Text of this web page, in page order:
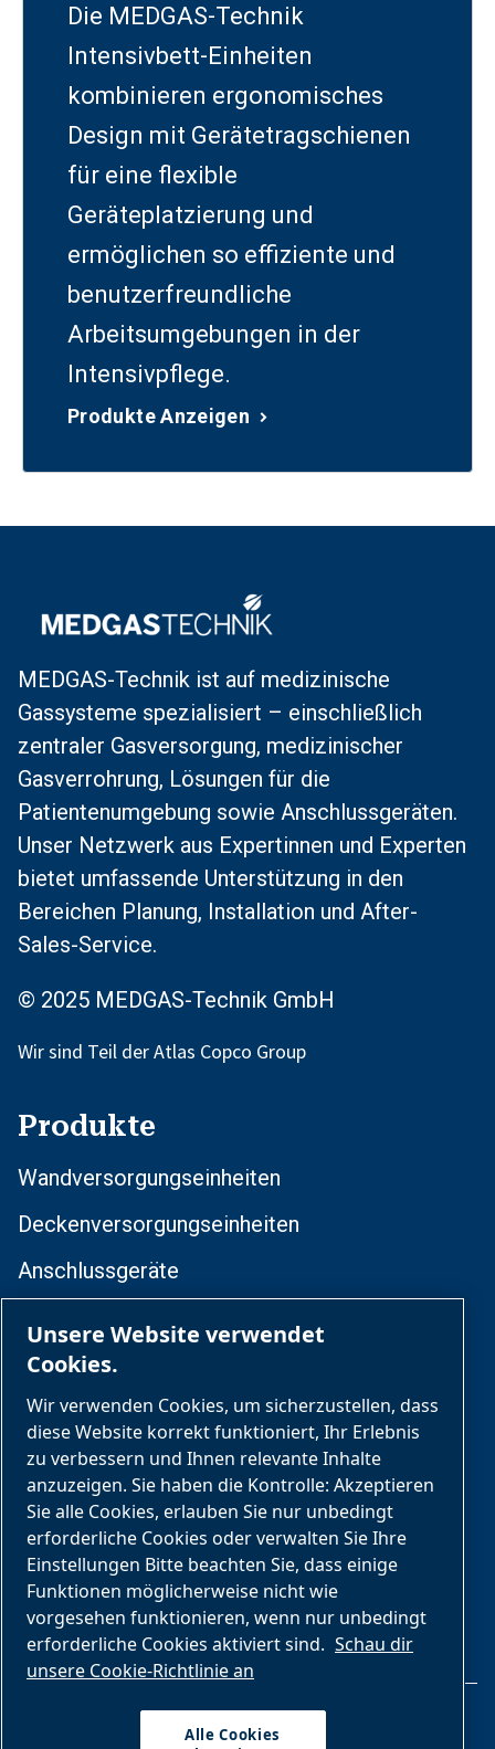
Die MEDGAS-Technik
Intensivbett-Einheiten
kombinieren ergonomisches
Design mit Gerätetragschienen
für eine flexible
Geräteplatzierung und
ermöglichen so effiziente und
benutzerfreundliche
Arbeitsumgebungen in der
Intensivpflege.
Produkte Anzeigen
MEDGAS-Technik ist auf medizinische
Gassysteme spezialisiert – einschließlich
zentraler Gasversorgung, medizinischer
Gasverrohrung, Lösungen für die
Patientenumgebung sowie Anschlussgeräten.
Unser Netzwerk aus Expertinnen und Experten
bietet umfassende Unterstützung in den
Bereichen Planung, Installation und After-
Sales-Service.
© 2025 MEDGAS-Technik GmbH
Wir sind Teil der Atlas Copco Group
Produkte
Wandversorgungseinheiten
Deckenversorgungseinheiten
Anschlussgeräte
Medizinisches Rohrleitungssystem
Services
Tägliche Abläufe
Umbau und Nachrüstung
Installation
Rechtliche Hinweise & Datenschutz
Unsere Website verwendet
Cookies.
Wir verwenden Cookies, um sicherzustellen, dass
diese Website korrekt funktioniert, Ihr Erlebnis
zu verbessern und Ihnen relevante Inhalte
anzuzeigen. Sie haben die Kontrolle: Akzeptieren
Sie alle Cookies, erlauben Sie nur unbedingt
erforderliche Cookies oder verwalten Sie Ihre
Einstellungen Bitte beachten Sie, dass einige
Funktionen möglicherweise nicht wie
vorgesehen funktionieren, wenn nur unbedingt
erforderliche Cookies aktiviert sind. Schau dir
unsere Cookie-Richtlinie an
Alle Cookies